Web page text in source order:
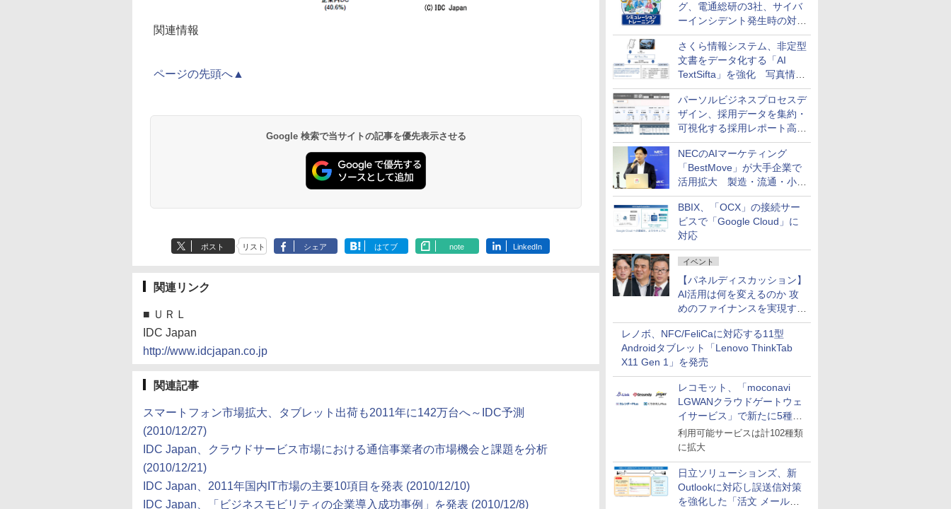
グ、電通総研の3社、サイバ
ーインシデント発生時の対応
と危機管理広報を一体的に訓
練するプログラムを提供
さくら情報システム、非定型
文書をデータ化する「AI
TextSifta」を強化 写真情報
のデータ化などに対応
パーソルビジネスプロセスデ
ザイン、採用データを集約・
可視化する採用レポート高速
化サービスを提供
NECのAIマーケティング
「BestMove」が大手企業で
活用拡大 製造・流通・小売
企業・広告代理店などが実装
フェーズへ
BBIX、「OCX」の接続サー
ビスで「Google Cloud」に
対応
イベント
【パネルディスカッション】
AI活用は何を変えるのか 攻
めのファイナンスを実現する
業務設計とマインドセット変
革
レノボ、NFC/FeliCaに対応する11型
Androidタブレット「Lenovo ThinkTab
X11 Gen 1」を発売
レコモット、「moconavi
LGWANクラウドゲートウェ
イサービス」で新たに5種類
のサービスと連携開始
利用可能サービスは計102種類
に拡大
日立ソリューションズ、新
Outlookに対応し誤送信対策
を強化した「活文 メール誤
関連情報
ページの先頭へ▲
Google 検索で当サイトの記事を優先表示させる
ポスト リスト シェア はてブ note LinkedIn
関連リンク
■ ＵＲＬ
IDC Japan
http://www.idcjapan.co.jp
関連記事
スマートフォン市場拡大、タブレット出荷も2011年に142万台へ～IDC予測
(2010/12/27)
IDC Japan、クラウドサービス市場における通信事業者の市場機会と課題を分析
(2010/12/21)
IDC Japan、2011年国内IT市場の主要10項目を発表 (2010/12/10)
IDC Japan、「ビジネスモビリティの企業導入成功事例」を発表 (2010/12/8)